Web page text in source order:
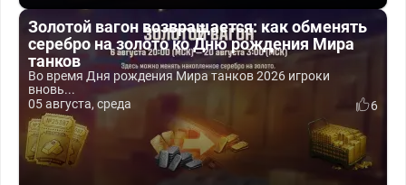
Золотой вагон возвращается: как обменять
серебро на золото ко Дню рождения Мира
танков
Во время Дня рождения Мира танков 2026 игроки
вновь...
05 августа, среда
6